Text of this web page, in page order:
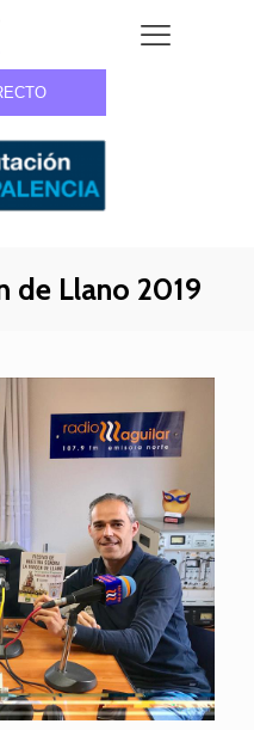
de Llano 2019